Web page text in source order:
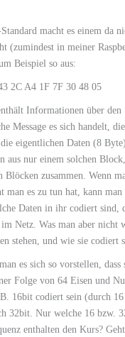
macht es einem da
(zumindest in meiner
Beispiel so aus:
2C A4 1F 7F 30 48 05
Informationen über den
Message es sich handelt,
eigentlichen Daten (8
aus nur einem solchen
Blöcken zusammen. Wenn
man es zu tun hat, kann man
Daten in ihr codiert sind,
im Netz. Was man aber nicht
stehen, und wie sie codiert
es sich so vorstellen, dass
Folge von 64 Eisen und
16bit codiert sein (durch 16
32bit. Nur welche 16 bzw.
enthalten den Kurs?